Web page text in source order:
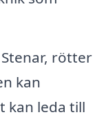
Stenar, rötter
kan
kan leda till